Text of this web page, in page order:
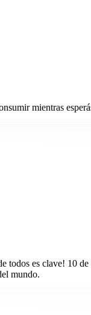
mientras
todos es clave! 10
mundo.